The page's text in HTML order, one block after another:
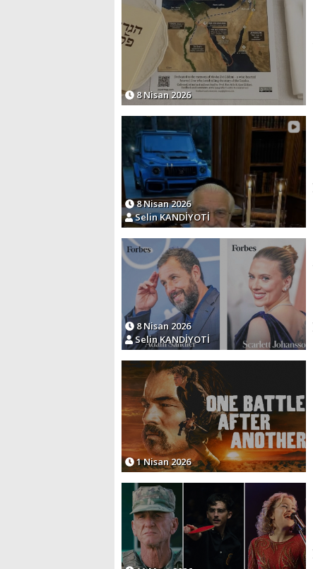
8 Nisan 2026
8 Nisan 2026
Selin KANDİYOTİ
8 Nisan 2026
Selin KANDİYOTİ
1 Nisan 2026